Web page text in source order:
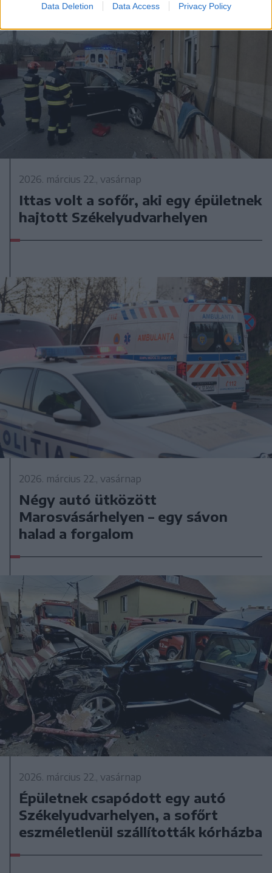
Data Deletion Data Access Privacy Policy
2026. március 22., vasárnap
Ittas volt a sofőr, aki egy épületnek
hajtott Székelyudvarhelyen
2026. március 22., vasárnap
Négy autó ütközött
Marosvásárhelyen – egy sávon
halad a forgalom
2026. március 22., vasárnap
Épületnek csapódott egy autó
Székelyudvarhelyen, a sofőrt
eszméletlenül szállították kórházba